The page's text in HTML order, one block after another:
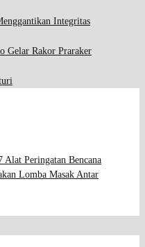
Integritas
Gelar Rakor Praraker
Alat Peringatan Bencana
Lomba Masak Antar